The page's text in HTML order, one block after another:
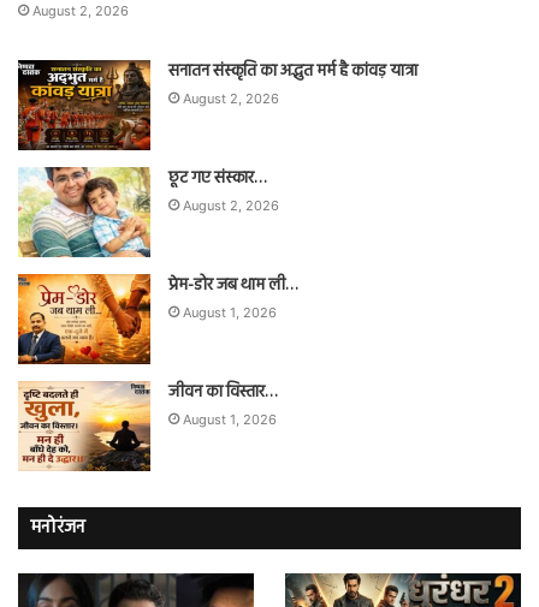
August 2, 2026
सनातन संस्कृति का अद्भुत मर्म है कांवड़ यात्रा
August 2, 2026
छूट गए संस्कार…
August 2, 2026
प्रेम-डोर जब थाम ली…
August 1, 2026
जीवन का विस्तार…
August 1, 2026
मनोरंजन